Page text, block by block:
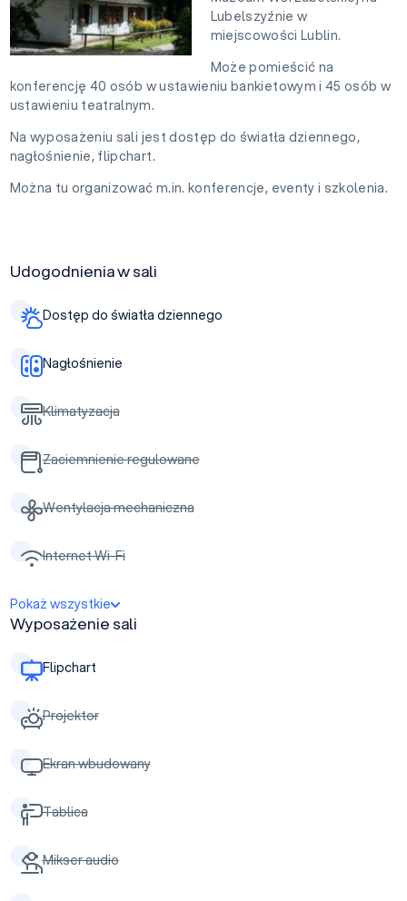
Lubelszyźnie w
miejscowości Lublin.
Może pomieścić na
konferencję 40 osób w ustawieniu bankietowym i 45 osób w
ustawieniu teatralnym.
Na wyposażeniu sali jest dostęp do światła dziennego,
nagłośnienie, flipchart.
Można tu organizować m.in. konferencje, eventy i szkolenia.
Udogodnienia w sali
Dostęp do światła dziennego
Nagłośnienie
Klimatyzacja
Zaciemnienie regulowane
Wentylacja mechaniczna
Internet Wi-Fi
Pokaż wszystkie
Wyposażenie sali
Flipchart
Projektor
Ekran wbudowany
Tablica
Mikser audio